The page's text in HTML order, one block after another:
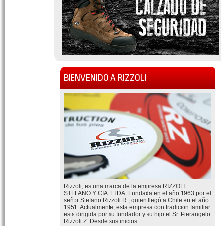
BIENVENIDO A RIZZOLI
Rizzoli, es una marca de la empresa RIZZOLI
STEFANO Y CIA. LTDA. Fundada en el año 1963 por el
señor Stefano Rizzoli R., quien llegó a Chile en el año
1951. Actualmente, esta empresa con tradición familiar
esta dirigida por su fundador y su hijo el Sr. Pierangelo
Rizzoli Z. Desde sus inicios ....